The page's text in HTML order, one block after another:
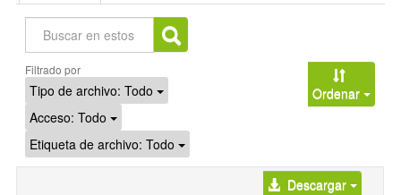
Buscar
Filtrado por
Tipo de archivo: Todo
Acceso: Todo
Etiqueta de archivo: Todo
Ordenar
Descargar